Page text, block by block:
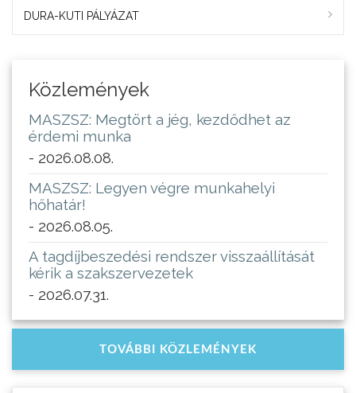
DURA-KUTI PÁLYÁZAT
Közlemények
MASZSZ: Megtört a jég, kezdődhet az
érdemi munka
- 2026.08.08.
MASZSZ: Legyen végre munkahelyi
hőhatár!
- 2026.08.05.
A tagdíjbeszedési rendszer visszaállítását
kérik a szakszervezetek
- 2026.07.31.
TOVÁBBI KÖZLEMÉNYEK